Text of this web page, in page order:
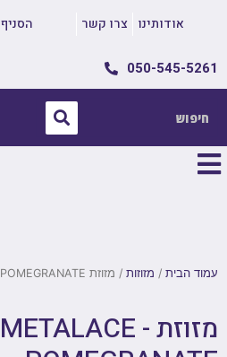
אודותינו צרו קשר הסניף
050-545-5261
עמוד הבית / מזוזות / מזוזת METALACE – POMEGRANATE
מזוזת METALACE -